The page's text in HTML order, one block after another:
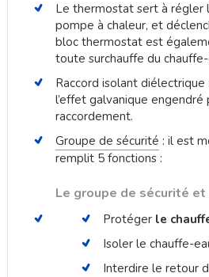
Le thermostat sert à régler
pompe à chaleur, et
bloc thermostat est
toute surchauffe du
Raccord isolant
l’effet galvanique
raccordement.
Groupe de sécurité : il est
remplit 5 fonctions :
Le groupe de sécurité
Protéger le
Isoler le chauffe-
Interdire le retour